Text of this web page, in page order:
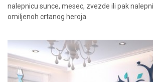
nalepnicu sunce, mesec, zvezde ili pak
omiljenoh crtanog heroja.